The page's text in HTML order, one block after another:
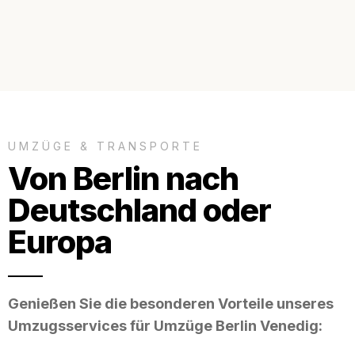
UMZÜGE & TRANSPORTE
Von Berlin nach
Deutschland oder
Europa
Genießen Sie die besonderen Vorteile unseres
Umzugsservices für Umzüge Berlin Venedig: